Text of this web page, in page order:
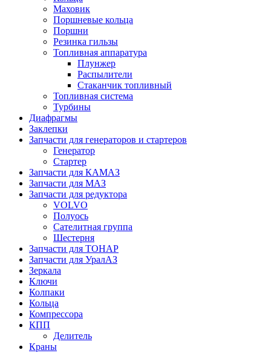
Маховик
Поршневые кольца
Поршни
Резинка гильзы
Топливная аппаратура
Плунжер
Распылители
Стаканчик топливный
Топливная система
Турбины
Диафрагмы
Заклепки
Запчасти для генераторов и стартеров
Генератор
Стартер
Запчасти для КАМАЗ
Запчасти для МАЗ
Запчасти для редуктора
VOLVO
Полуось
Сателитная группа
Шестерня
Запчасти для ТОНАР
Запчасти для УралАЗ
Зеркала
Ключи
Колпаки
Кольца
Компрессора
КПП
Делитель
Краны